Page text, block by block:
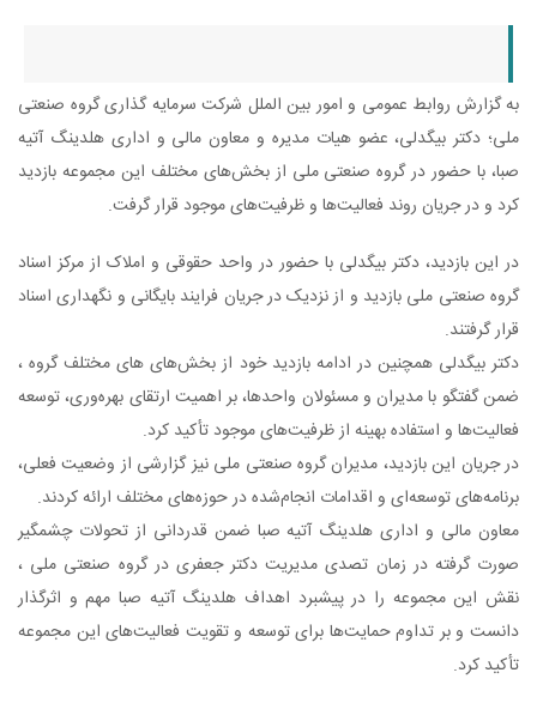
روابط عمومی و امور بین الملل شرکت سرمایه گذاری گروه صنعتی
دکتر بیگدلی، عضو هیات مدیره و معاون مالی و اداری هلدینگ آتیه
با حضور در گروه صنعتی ملی از بخش‌های مختلف این مجموعه بازدید
در جریان روند فعالیت‌ها و ظرفیت‌های موجود قرار گرفت.
بازدید، دکتر بیگدلی با حضور در واحد حقوقی و املاک از مرکز اسناد
ملی بازدید و از نزدیک در جریان فرایند بایگانی و نگهداری اسناد
بیگدلی همچنین در ادامه بازدید خود از بخش‌های های مختلف گروه ،
با مدیران و مسئولان واحدها، بر اهمیت ارتقای بهره‌وری، توسعه
و استفاده بهینه از ظرفیت‌های موجود تأکید کرد.
این بازدید، مدیران گروه صنعتی ملی نیز گزارشی از وضعیت فعلی،
توسعه‌ای و اقدامات انجام‌شده در حوزه‌های مختلف ارائه کردند.
مالی و اداری هلدینگ آتیه صبا ضمن قدردانی از تحولات چشمگیر
گرفته در زمان تصدی مدیریت دکتر جعفری در گروه صنعتی ملی ،
مجموعه را در پیشبرد اهداف هلدینگ آتیه صبا مهم و اثرگذار
و بر تداوم حمایت‌ها برای توسعه و تقویت فعالیت‌های این مجموعه
کرد.